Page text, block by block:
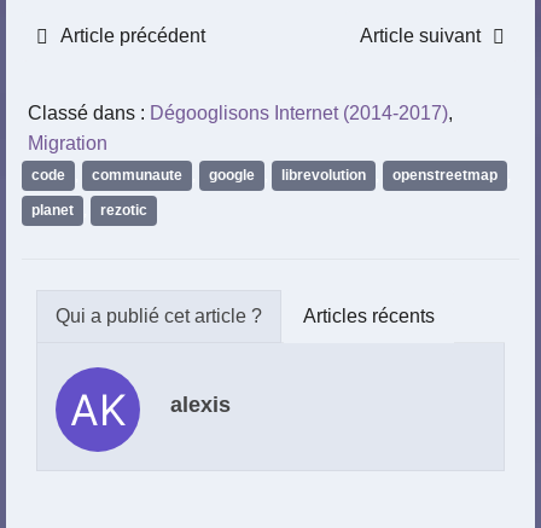
Article précédent Article suivant
Classé dans : Dégooglisons Internet (2014-2017),
Migration
code communaute google librevolution openstreetmap
planet rezotic
Articles récents
alexis